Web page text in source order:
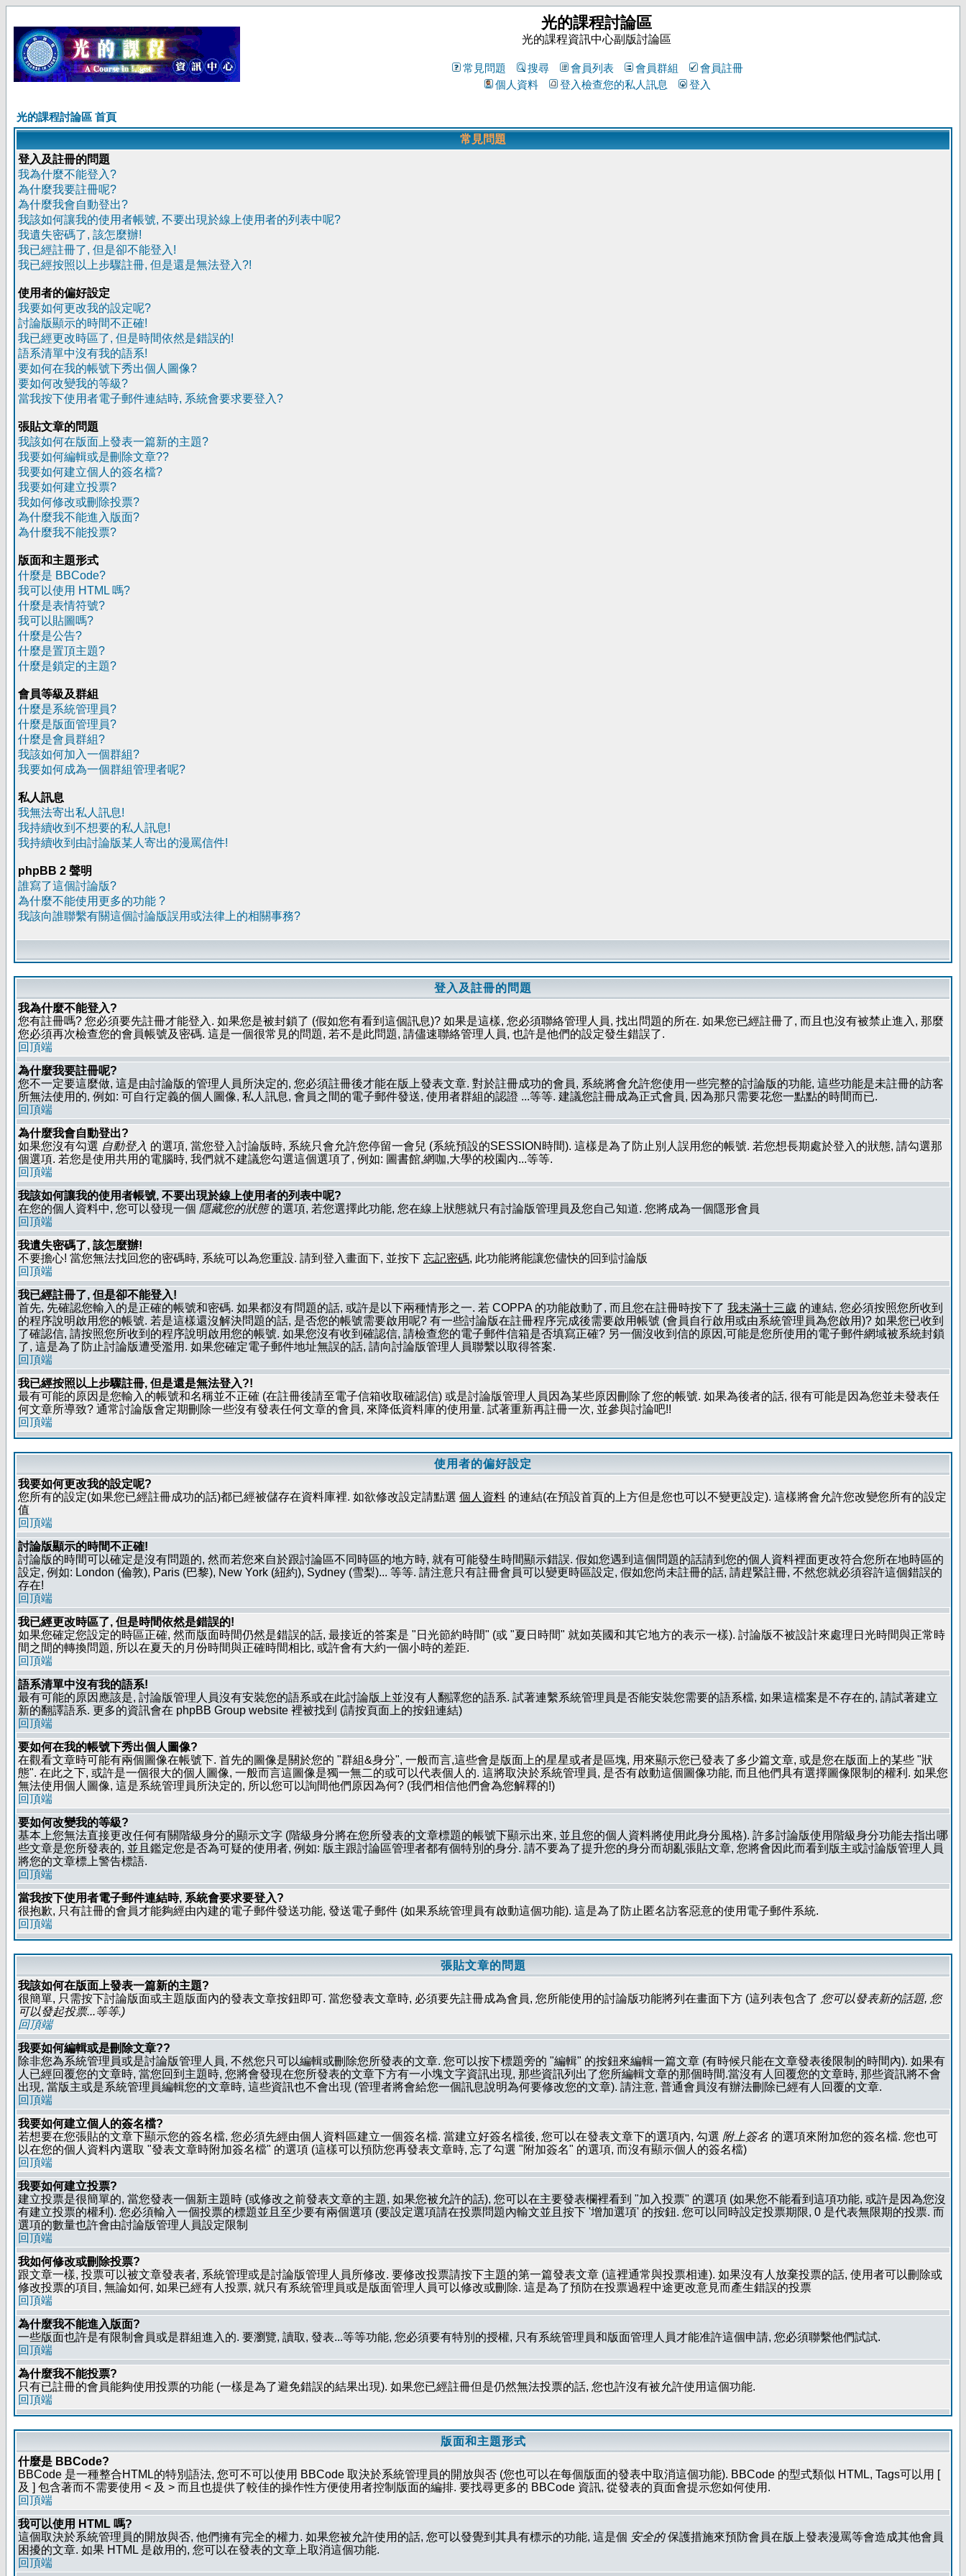
光的課程討論區
光的課程資訊中心副版討論區
常見問題 搜尋 會員列表 會員群組
會員註冊
個人資料
登入檢查您的私人訊息 登入
光的課程討論區 首頁
常見問題
登入及註冊的問題
我為什麼不能登入?
為什麼我要註冊呢?
為什麼我會自動登出?
我該如何讓我的使用者帳號, 不要出現於線上使用者的列表中呢?
我遺失密碼了, 該怎麼辦!
我已經註冊了, 但是卻不能登入!
我已經按照以上步驟註冊, 但是還是無法登入?!
使用者的偏好設定
我要如何更改我的設定呢?
討論版顯示的時間不正確!
我已經更改時區了, 但是時間依然是錯誤的!
語系清單中沒有我的語系!
要如何在我的帳號下秀出個人圖像?
要如何改變我的等級?
當我按下使用者電子郵件連結時, 系統會要求要登入?
張貼文章的問題
我該如何在版面上發表一篇新的主題?
我要如何編輯或是刪除文章??
我要如何建立個人的簽名檔?
我要如何建立投票?
我如何修改或刪除投票?
為什麼我不能進入版面?
為什麼我不能投票?
版面和主題形式
什麼是 BBCode?
我可以使用 HTML 嗎?
什麼是表情符號?
我可以貼圖嗎?
什麼是公告?
什麼是置頂主題?
什麼是鎖定的主題?
會員等級及群組
什麼是系統管理員?
什麼是版面管理員?
什麼是會員群組?
我該如何加入一個群組?
我要如何成為一個群組管理者呢?
私人訊息
我無法寄出私人訊息!
我持續收到不想要的私人訊息!
我持續收到由討論版某人寄出的漫罵信件!
phpBB 2 聲明
誰寫了這個討論版?
為什麼不能使用更多的功能 ?
我該向誰聯繫有關這個討論版誤用或法律上的相關事務?
登入及註冊的問題
我為什麼不能登入?
您有註冊嗎? 您必須要先註冊才能登入. 如果您是被封鎖了 (假如您有看到這個訊息)? 如果是這樣, 您必須聯絡管理人員, 找出問題的所在. 如果您已經註冊了, 而且也沒有被禁止進入, 那麼
您必須再次檢查您的會員帳號及密碼. 這是一個很常見的問題, 若不是此問題, 請儘速聯絡管理人員, 也許是他們的設定發生錯誤了.
回頂端
為什麼我要註冊呢?
您不一定要這麼做, 這是由討論版的管理人員所決定的, 您必須註冊後才能在版上發表文章. 對於註冊成功的會員, 系統將會允許您使用一些完整的討論版的功能, 這些功能是未註冊的訪客
所無法使用的, 例如: 可自行定義的個人圖像, 私人訊息, 會員之間的電子郵件發送, 使用者群組的認證 ...等等. 建議您註冊成為正式會員, 因為那只需要花您一點點的時間而已.
回頂端
為什麼我會自動登出?
如果您沒有勾選 自動登入 的選項, 當您登入討論版時, 系統只會允許您停留一會兒 (系統預設的SESSION時間). 這樣是為了防止別人誤用您的帳號. 若您想長期處於登入的狀態, 請勾選那
個選項. 若您是使用共用的電腦時, 我們就不建議您勾選這個選項了, 例如: 圖書館,網咖,大學的校園內...等等.
回頂端
我該如何讓我的使用者帳號, 不要出現於線上使用者的列表中呢?
在您的個人資料中, 您可以發現一個 隱藏您的狀態的選項, 若您選擇此功能, 您在線上狀態就只有討論版管理員及您自己知道. 您將成為一個隱形會員
回頂端
我遺失密碼了, 該怎麼辦!
不要擔心! 當您無法找回您的密碼時, 系統可以為您重設. 請到登入畫面下, 並按下 忘記密碼, 此功能將能讓您儘快的回到討論版
回頂端
我已經註冊了, 但是卻不能登入!
首先, 先確認您輸入的是正確的帳號和密碼. 如果都沒有問題的話, 或許是以下兩種情形之一. 若 COPPA 的功能啟動了, 而且您在註冊時按下了 我未滿十三歲 的連結, 您必須按照您所收到
的程序說明啟用您的帳號. 若是這樣還沒解決問題的話, 是否您的帳號需要啟用呢? 有一些討論版在註冊程序完成後需要啟用帳號 (會員自行啟用或由系統管理員為您啟用)? 如果您已收到
了確認信, 請按照您所收到的程序說明啟用您的帳號. 如果您沒有收到確認信, 請檢查您的電子郵件信箱是否填寫正確? 另一個沒收到信的原因,可能是您所使用的電子郵件網域被系統封鎖
了, 這是為了防止討論版遭受濫用. 如果您確定電子郵件地址無誤的話, 請向討論版管理人員聯繫以取得答案.
回頂端
我已經按照以上步驟註冊, 但是還是無法登入?!
最有可能的原因是您輸入的帳號和名稱並不正確 (在註冊後請至電子信箱收取確認信) 或是討論版管理人員因為某些原因刪除了您的帳號. 如果為後者的話, 很有可能是因為您並未發表任
何文章所導致? 通常討論版會定期刪除一些沒有發表任何文章的會員, 來降低資料庫的使用量. 試著重新再註冊一次, 並參與討論吧!!
回頂端
使用者的偏好設定
我要如何更改我的設定呢?
您所有的設定(如果您已經註冊成功的話)都已經被儲存在資料庫裡. 如欲修改設定請點選 個人資料 的連結(在預設首頁的上方但是您也可以不變更設定). 這樣將會允許您改變您所有的設定
值
回頂端
討論版顯示的時間不正確!
討論版的時間可以確定是沒有問題的, 然而若您來自於跟討論區不同時區的地方時, 就有可能發生時間顯示錯誤. 假如您遇到這個問題的話請到您的個人資料裡面更改符合您所在地時區的
設定, 例如: London (倫敦), Paris (巴黎), New York (紐約), Sydney (雪梨)... 等等. 請注意只有註冊會員可以變更時區設定, 假如您尚未註冊的話, 請趕緊註冊, 不然您就必須容許這個錯誤的
存在!
回頂端
我已經更改時區了, 但是時間依然是錯誤的!
如果您確定您設定的時區正確, 然而版面時間仍然是錯誤的話, 最接近的答案是 "日光節約時間" (或 "夏日時間" 就如英國和其它地方的表示一樣). 討論版不被設計來處理日光時間與正常時
間之間的轉換問題, 所以在夏天的月份時間與正確時間相比, 或許會有大約一個小時的差距.
回頂端
語系清單中沒有我的語系!
最有可能的原因應該是, 討論版管理人員沒有安裝您的語系或在此討論版上並沒有人翻譯您的語系. 試著連繫系統管理員是否能安裝您需要的語系檔, 如果這檔案是不存在的, 請試著建立
新的翻譯語系. 更多的資訊會在 phpBB Group website 裡被找到 (請按頁面上的按鈕連結)
回頂端
要如何在我的帳號下秀出個人圖像?
在觀看文章時可能有兩個圖像在帳號下. 首先的圖像是關於您的 "群組&身分", 一般而言,這些會是版面上的星星或者是區塊, 用來顯示您已發表了多少篇文章, 或是您在版面上的某些 "狀
態". 在此之下, 或許是一個很大的個人圖像, 一般而言這圖像是獨一無二的或可以代表個人的. 這將取決於系統管理員, 是否有啟動這個圖像功能, 而且他們具有選擇圖像限制的權利. 如果您
無法使用個人圖像, 這是系統管理員所決定的, 所以您可以詢間他們原因為何? (我們相信他們會為您解釋的!)
回頂端
要如何改變我的等級?
基本上您無法直接更改任何有關階級身分的顯示文字 (階級身分將在您所發表的文章標題的帳號下顯示出來, 並且您的個人資料將使用此身分風格). 許多討論版使用階級身分功能去指出哪
些文章是您所發表的, 並且鑑定您是否為可疑的使用者, 例如: 版主跟討論區管理者都有個特別的身分. 請不要為了提升您的身分而胡亂張貼文章, 您將會因此而看到版主或討論版管理人員
將您的文章標上警告標語.
回頂端
當我按下使用者電子郵件連結時, 系統會要求要登入?
很抱歉, 只有註冊的會員才能夠經由內建的電子郵件發送功能, 發送電子郵件 (如果系統管理員有啟動這個功能). 這是為了防止匿名訪客惡意的使用電子郵件系統.
回頂端
張貼文章的問題
我該如何在版面上發表一篇新的主題?
很簡單, 只需按下討論版面或主題版面內的發表文章按鈕即可. 當您發表文章時, 必須要先註冊成為會員, 您所能使用的討論版功能將列在畫面下方 (這列表包含了 您可以發表新的話題, 您
可以發起投票...等等.)
回頂端
我要如何編輯或是刪除文章??
除非您為系統管理員或是討論版管理人員, 不然您只可以編輯或刪除您所發表的文章. 您可以按下標題旁的 "編輯" 的按鈕來編輯一篇文章 (有時候只能在文章發表後限制的時間內). 如果有
人已經回覆您的文章時, 當您回到主題時, 您將會發現在您所發表的文章下方有一小塊文字資訊出現, 那些資訊列出了您所編輯文章的那個時間.當沒有人回覆您的文章時, 那些資訊將不會
出現, 當版主或是系統管理員編輯您的文章時, 這些資訊也不會出現 (管理者將會給您一個訊息說明為何要修改您的文章). 請注意, 普通會員沒有辦法刪除已經有人回覆的文章.
回頂端
我要如何建立個人的簽名檔?
若想要在您張貼的文章下顯示您的簽名檔, 您必須先經由個人資料區建立一個簽名檔. 當建立好簽名檔後, 您可以在發表文章下的選項內, 勾選 附上簽名 的選項來附加您的簽名檔. 您也可
以在您的個人資料內選取 "發表文章時附加簽名檔" 的選項 (這樣可以預防您再發表文章時, 忘了勾選 "附加簽名" 的選項, 而沒有顯示個人的簽名檔)
回頂端
我要如何建立投票?
建立投票是很簡單的, 當您發表一個新主題時 (或修改之前發表文章的主題, 如果您被允許的話), 您可以在主要發表欄裡看到 "加入投票" 的選項 (如果您不能看到這項功能, 或許是因為您沒
有建立投票的權利). 您必須輸入一個投票的標題並且至少要有兩個選項 (要設定選項請在投票問題內輸文並且按下 '增加選項' 的按鈕. 您可以同時設定投票期限, 0 是代表無限期的投票. 而
選項的數量也許會由討論版管理人員設定限制
回頂端
我如何修改或刪除投票?
跟文章一樣, 投票可以被文章發表者, 系統管理或是討論版管理人員所修改. 要修改投票請按下主題的第一篇發表文章 (這裡通常與投票相連). 如果沒有人放棄投票的話, 使用者可以刪除或
修改投票的項目, 無論如何, 如果已經有人投票, 就只有系統管理員或是版面管理人員可以修改或刪除. 這是為了預防在投票過程中途更改意見而產生錯誤的投票
回頂端
為什麼我不能進入版面?
一些版面也許是有限制會員或是群組進入的. 要瀏覽, 讀取, 發表...等等功能, 您必須要有特別的授權, 只有系統管理員和版面管理人員才能准許這個申請, 您必須聯繫他們試試.
回頂端
為什麼我不能投票?
只有已註冊的會員能夠使用投票的功能 (一樣是為了避免錯誤的結果出現). 如果您已經註冊但是仍然無法投票的話, 您也許沒有被允許使用這個功能.
回頂端
版面和主題形式
什麼是 BBCode?
BBCode 是一種整合HTML的特別語法, 您可不可以使用 BBCode 取決於系統管理員的開放與否 (您也可以在每個版面的發表中取消這個功能). BBCode 的型式類似 HTML, Tags可以用 [
及 ] 包含著而不需要使用 < 及 > 而且也提供了較佳的操作性方便使用者控制版面的編排. 要找尋更多的 BBCode 資訊, 從發表的頁面會提示您如何使用.
回頂端
我可以使用 HTML 嗎?
這個取決於系統管理員的開放與否, 他們擁有完全的權力. 如果您被允許使用的話, 您可以發覺到其具有標示的功能, 這是個 安全的保護措施來預防會員在版上發表漫罵等會造成其他會員
困擾的文章. 如果 HTML 是啟用的, 您可以在發表的文章上取消這個功能.
回頂端